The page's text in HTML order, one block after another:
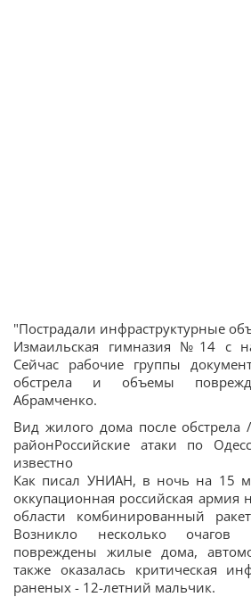
"Пострадали инфраструктурные
Измаильская гимназия №14 с
Сейчас рабочие группы
обстрела и объемы
Абрамченко.
Вид жилого дома после обстрела
районРоссийские атаки по
известно
Как писал УНИАН, в ночь на 15
оккупационная российская армия
области комбинированный
Возникло несколько очагов
повреждены жилые дома,
также оказалась критическая
раненых - 12-летний мальчик.